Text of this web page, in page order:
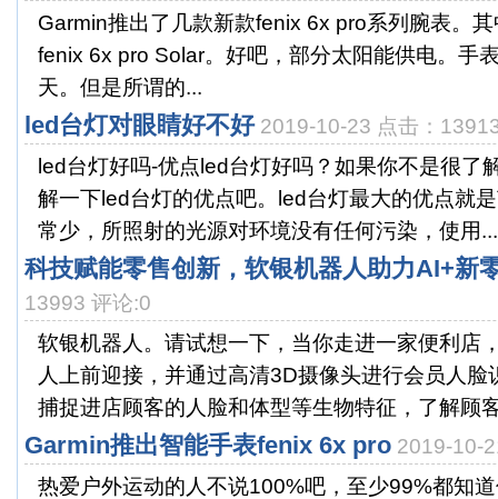
Garmin推出了几款新款fenix 6x pro系列腕表。
fenix 6x pro Solar。好吧，部分太阳能供电。手
天。但是所谓的...
led台灯对眼睛好不好 2019-10-23 点击：
led台灯好吗-优点led台灯好吗？如果你不是很了
解一下led台灯的优点吧。led台灯最大的优点就
常少，所照射的光源对环境没有任何污染，使用...
科技赋能零售创新，软银机器人助力AI+新
13993 评论:0
软银机器人。请试想一下，当你走进一家便利店
人上前迎接，并通过高清3D摄像头进行会员人脸
捕捉进店顾客的人脸和体型等生物特征，了解顾
Garmin推出智能手表fenix 6x pro 2019-10-
热爱户外运动的人不说100%吧，至少99%都知